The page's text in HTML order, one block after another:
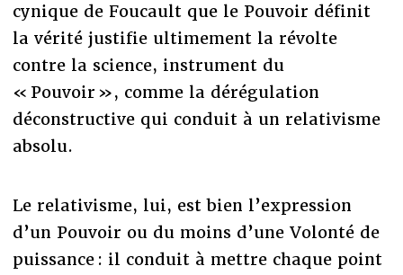
cynique de Foucault que le Pouvoir définit
la vérité justifie ultimement la révolte
contre la science, instrument du
« Pouvoir », comme la dérégulation
déconstructive qui conduit à un relativisme
absolu.
Le relativisme, lui, est bien l’expression
d’un Pouvoir ou du moins d’une Volonté de
puissance : il conduit à mettre chaque point